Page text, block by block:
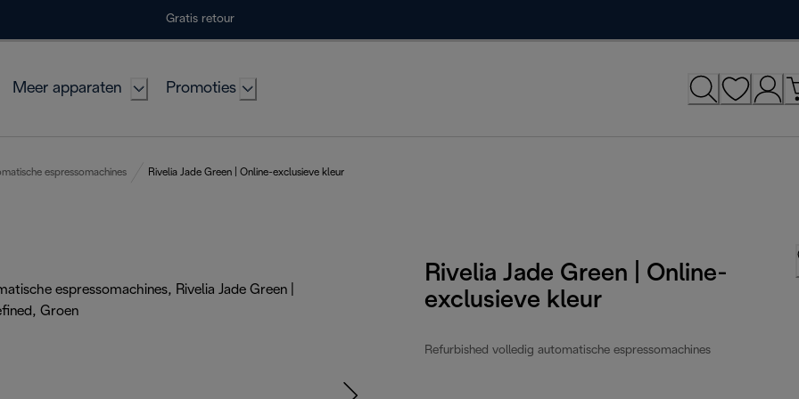
Gratis retour
Meer apparaten Promoties
espressomachines Rivelia Jade Green | Online-exclusieve kleur
Rivelia Jade Green | Online-
exclusieve kleur
Refurbished volledig automatische espressomachines